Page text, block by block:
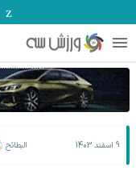
9 اسفند 1403 البطائح